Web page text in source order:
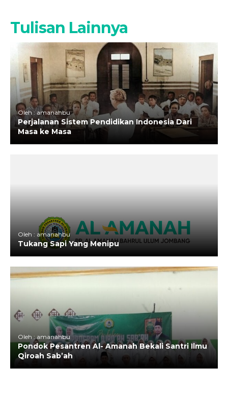
Tulisan Lainnya
Oleh : amanahbu
Perjalanan Sistem Pendidikan Indonesia Dari
Masa ke Masa
Oleh : amanahbu
Tukang Sapi Yang Menipu
Oleh : amanahbu
Pondok Pesantren Al- Amanah Bekali Santri Ilmu
Qiroah Sab’ah